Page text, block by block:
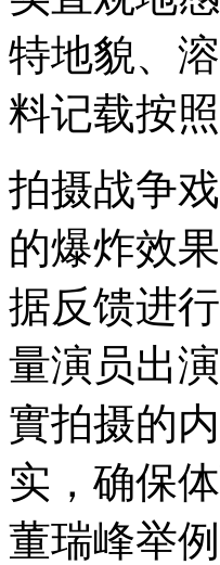
特地貌、
料记载按
拍摄战争
的爆炸效
据反馈进
量演员出
實拍摄的
实，确保
董瑞峰举